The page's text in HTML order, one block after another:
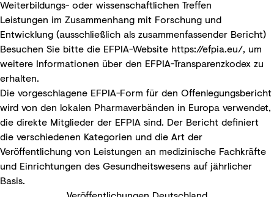
Weiterbildungs- oder wissenschaftlichen Treffen
Leistungen im Zusammenhang mit Forschung und
Entwicklung (ausschließlich als zusammenfassender Bericht)
Besuchen Sie bitte die EFPIA-Website https://efpia.eu/, um
weitere Informationen über den EFPIA-Transparenzkodex zu
erhalten.
Die vorgeschlagene EFPIA-Form für den Offenlegungsbericht
wird von den lokalen Pharmaverbänden in Europa verwendet,
die direkte Mitglieder der EFPIA sind. Der Bericht definiert
die verschiedenen Kategorien und die Art der
Veröffentlichung von Leistungen an medizinische Fachkräfte
und Einrichtungen des Gesundheitswesens auf jährlicher
Basis.